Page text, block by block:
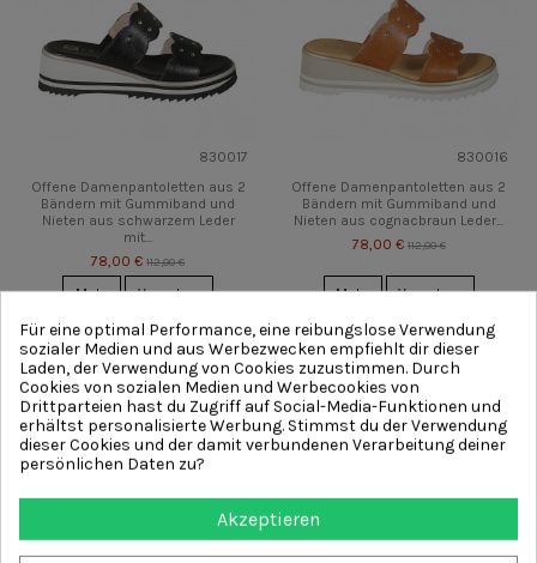
830017
Offene Damenpantoletten aus 2
Bändern mit Gummiband und
Nieten aus schwarzem Leder
mit...
78,00 € 112,00 €
Mehr Vorschau
830016
Offene Damenpantoletten aus 2
Bändern mit Gummiband und
Nieten aus cognacbraun Leder...
78,00 € 112,00 €
Mehr Vorschau
-48,00 € -54,00 €
Für eine optimal Performance, eine reibungslose Verwendung
sozialer Medien und aus Werbezwecken empfiehlt dir dieser
Laden, der Verwendung von Cookies zuzustimmen. Durch
Cookies von sozialen Medien und Werbecookies von
Drittparteien hast du Zugriff auf Social-Media-Funktionen und
erhältst personalisierte Werbung. Stimmst du der Verwendung
dieser Cookies und der damit verbundenen Verarbeitung deiner
persönlichen Daten zu?
Akzeptieren